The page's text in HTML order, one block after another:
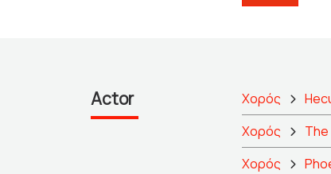
Actor Χορός
Χορός The
Χορός